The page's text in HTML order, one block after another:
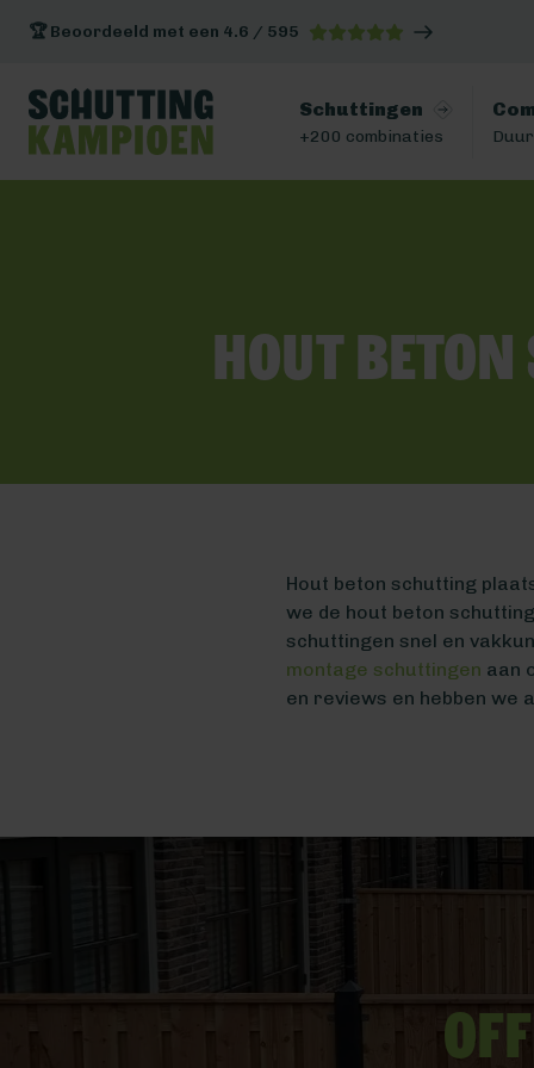
🏆 Beoordeeld met een 4.6 / 595
Schuttingen
+200 combinaties
Hout
Hout beton schutting
we de hout beton
schuttingen snel en
montage schuttingen aan
en reviews en hebben we